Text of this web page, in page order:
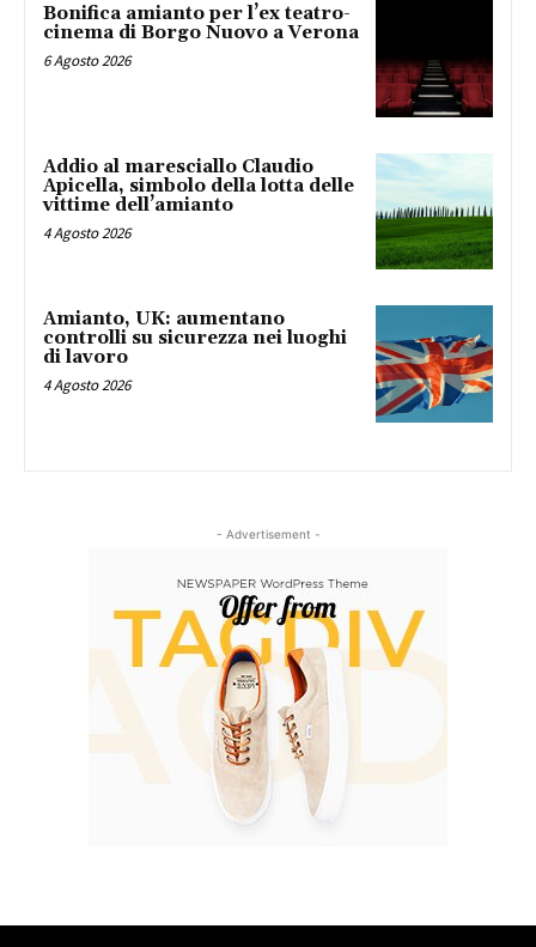
Bonifica amianto per l’ex teatro-
cinema di Borgo Nuovo a Verona
6 Agosto 2026
Addio al maresciallo Claudio
Apicella, simbolo della lotta delle
vittime dell’amianto
4 Agosto 2026
Amianto, UK: aumentano
controlli su sicurezza nei luoghi
di lavoro
4 Agosto 2026
- Advertisement -